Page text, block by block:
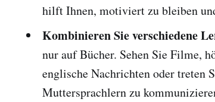
hilft Ihnen, motiviert zu bleiben
Kombinieren Sie verschiedene
nur auf Bücher. Sehen Sie Filme,
englische Nachrichten oder treten
Muttersprachlern zu